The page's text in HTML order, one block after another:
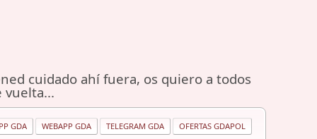
cuidado ahí fuera, os quiero a todos
vuelta...
GDA WEBAPP GDA TELEGRAM GDA OFERTAS GDAPOL